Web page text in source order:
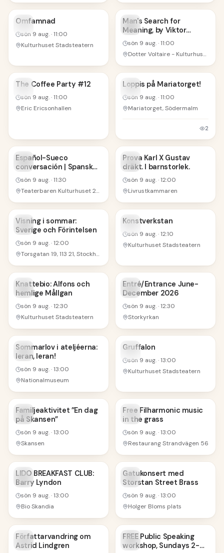
9
Omfamnad
sön 9 aug.·11:00
Kulturhuset Stadsteatern
9
AUG
Man's Search for
Meaning, by Viktor
Frankl
sön 9 aug.·11:00
Dotter Voltaire - Kulturhuset, floor 5, Sergels torg
9
The Coffee Party #12
sön 9 aug.·11:00
Eric Ericsonhallen
9
Loppis på Mariatorget!
sön 9 aug.·11:00
Mariatorget, Södermalm
2
9
AUG
Español-Sueco
conversación | Spanska-
Svenska
sön 9 aug.·11:30
Teaterbaren Kulturhuset 2rd floor
9
AUG
Prova Karl X Gustav
dräkt. I barnstorlek.
sön 9 aug.·12:00
Livrustkammaren
9
AUG
Visning i sommar:
Sverige och Förintelsen
sön 9 aug.·12:00
Torsgatan 19, 113 21, Stockholm, Sweden
9
Konstverkstan
sön 9 aug.·12:10
Kulturhuset Stadsteatern
9
AUG
Knattebio: Alfons och
hemlige Mållgan
sön 9 aug.·12:30
Kulturhuset Stadsteatern
9
AUG
Entré/Entrance June-
December 2026
sön 9 aug.·12:30
Storkyrkan
9
AUG
Sommarlov i ateljéerna:
leran, leran!
sön 9 aug.·13:00
Nationalmuseum
9
Gruffalon
sön 9 aug.·13:00
Kulturhuset Stadsteatern
9
AUG
Familjeaktivitet ”En dag
på Skansen”
sön 9 aug.·13:00
Skansen
9
AUG
Free Filharmonic music
in the grass
sön 9 aug.·13:00
Restaurang Strandvägen 56
9
AUG
LIDO BREAKFAST CLUB:
Barry Lyndon
sön 9 aug.·13:00
Bio Skandia
9
AUG
Gatukonsert med
Storstan Street Brass
sön 9 aug.·13:00
Holger Bloms plats
9
AUG
Författarvandring om
Astrid Lindgren
9
AUG
FREE Public Speaking
workshop, Sundays 2-